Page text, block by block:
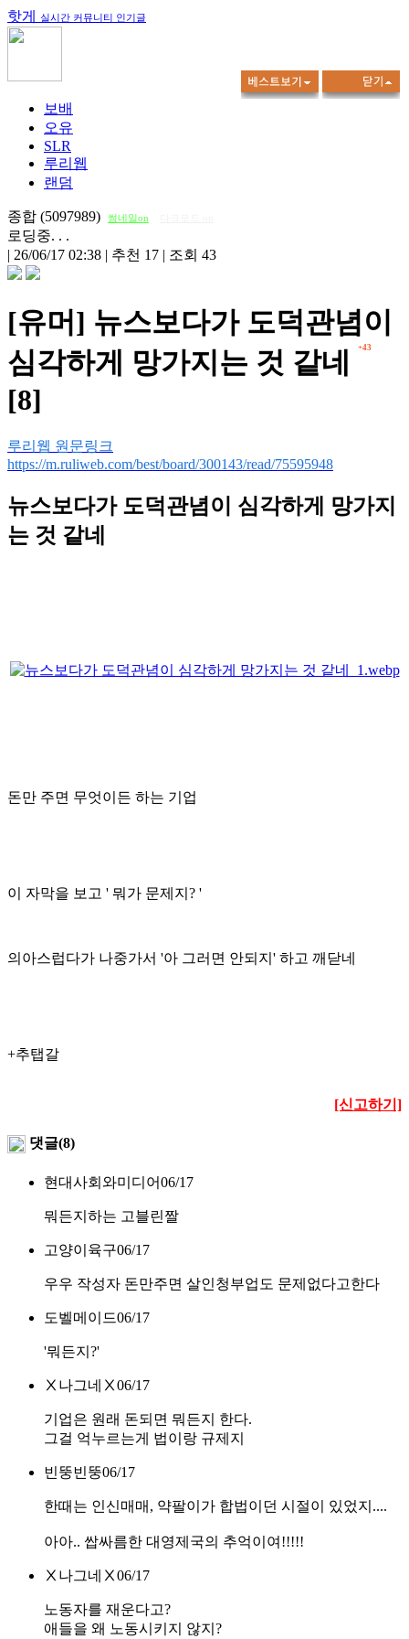
핫게 실시간 커뮤니티 인기글
보배
오유
SLR
루리웹
랜덤
종합 (5097989) 썸네일on
로딩중. . .
| 26/06/17 02:38 | 추천 17 | 조회 43
[유머] 뉴스보다가 도덕관념이
심각하게 망가지는 것 같네
+43
[8]
루리웹 원문링크
https://m.ruliweb.com/best/board/300143/read/75595948
뉴스보다가 도덕관념이 심각하게 망가지
는 것 같네
돈만 주면 무엇이든 하는 기업
이 자막을 보고 ' 뭐가 문제지? '
의아스럽다가 나중가서 '아 그러면 안되지' 하고 깨닫네
+추탭갈
[신고하기]
댓글(8)
현대사회와미디어06/17
뭐든지하는 고블린짤
고양이육구06/17
우우 작성자 돈만주면 살인청부업도 문제없다고한다
도벨메이드06/17
'뭐든지?'
Ⅹ나그네Ⅹ06/17
기업은 원래 돈되면 뭐든지 한다.
그걸 억누르는게 법이랑 규제지
빈뚱빈뚱06/17
한때는 인신매매, 약팔이가 합법이던 시절이 있었지....
아아.. 쌉싸름한 대영제국의 추억이여!!!!!
Ⅹ나그네Ⅹ06/17
노동자를 재운다고?
애들을 왜 노동시키지 않지?